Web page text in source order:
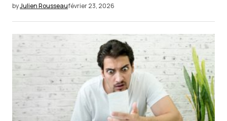
byJulien Rousseaufévrier 23, 2026